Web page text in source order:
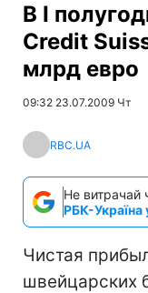
В I
Credit
млрд евро
09:32 23.07.2009 Чт
RBC.UA
Не витрачай
РБК-Україна
Чистая
швейцарских